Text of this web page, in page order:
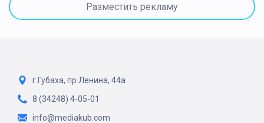
Разместить рекламу
г.Губаха, пр.Ленина, 44а
8 (34248) 4-05-01
info@mediakub.com